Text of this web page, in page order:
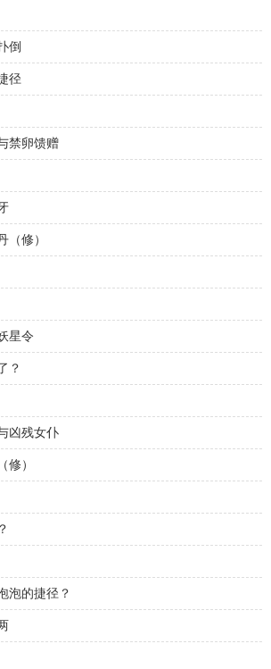
倒
径
禁卵馈赠
（修）
星令
？
凶残女仆
修）
泡的捷径？